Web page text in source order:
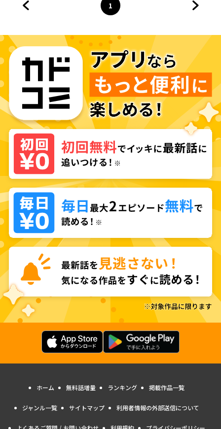
ページ
1
へ
ホーム 無料話増量 ランキング 掲載作品一覧
ジャンル一覧 サイトマップ 利用者情報の外部送信について